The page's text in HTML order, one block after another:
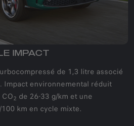
IMPACT
de 1,3 litre associé
Impact environnemental réduit
2 de 26-33 g/km et une
km en cycle mixte.